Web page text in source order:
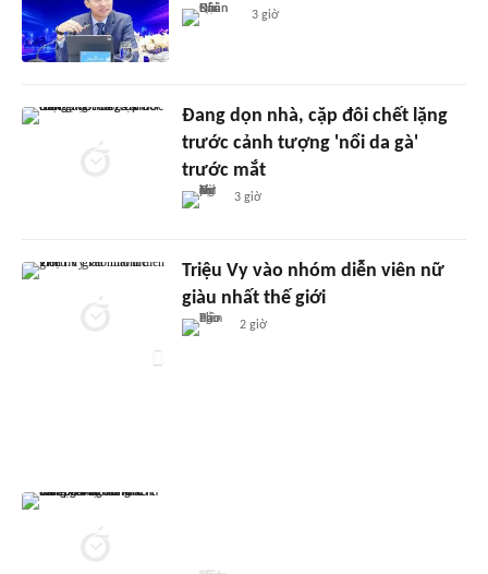
3 giờ
Đang dọn nhà, cặp đôi chết lặng
trước cảnh tượng 'nổi da gà'
trước mắt
3 giờ
Triệu Vy vào nhóm diễn viên nữ
giàu nhất thế giới
2 giờ